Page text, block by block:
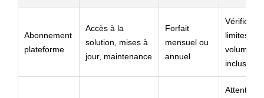
Abonnement
plateforme
Accès à la
solution, mises à
jour, maintenance
Forfait
mensuel ou
annuel
Vérifier les
limites de
volumes
inclus
Attention